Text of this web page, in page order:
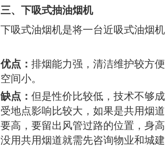
三、下吸式抽油烟机
下吸式油烟机是将一台近吸式油烟
优点：排烟能力强，清洁维护较方
空间小。
缺点：但是性价比较低，技术不够
受地点影响比较大，如果是共用烟
要高，要留出风管过路的位置，身
没用共用烟道就需先咨询物业和城